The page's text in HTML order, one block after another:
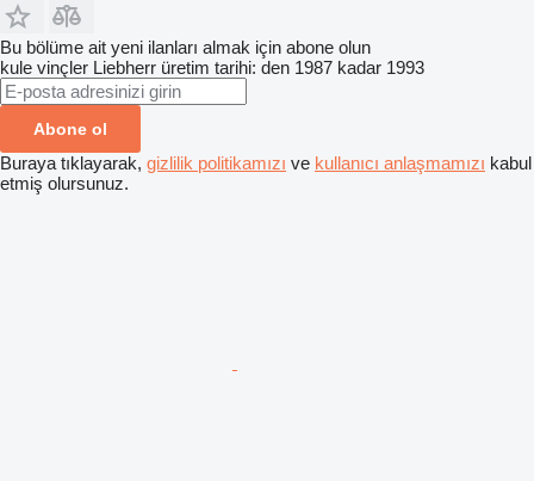
Bu bölüme ait yeni ilanları almak için abone olun
kule vinçler Liebherr üretim tarihi: den 1987 kadar 1993
Abone ol
Buraya tıklayarak, gizlilik politikamızı ve kullanıcı anlaşmamızı kabul
etmiş olursunuz.